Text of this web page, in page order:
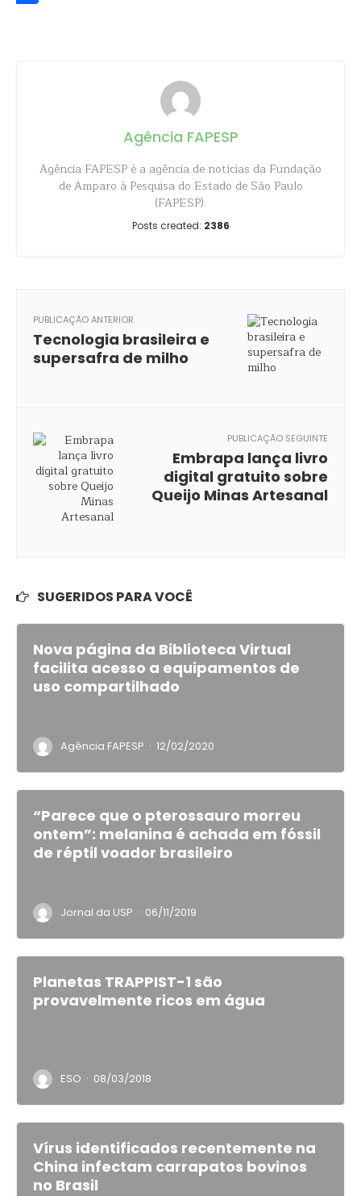
Agência FAPESP
Agência FAPESP é a agência de notícias da Fundação
de Amparo à Pesquisa do Estado de São Paulo
(FAPESP).
Posts created: 2386
PUBLICAÇÃO ANTERIOR
Tecnologia brasileira e
supersafra de milho
PUBLICAÇÃO SEGUINTE
Embrapa lança livro
digital gratuito sobre
Queijo Minas Artesanal
SUGERIDOS PARA VOCÊ
Nova página da Biblioteca Virtual
facilita acesso a equipamentos de
uso compartilhado
Agência FAPESP · 12/02/2020
“Parece que o pterossauro morreu
ontem”: melanina é achada em fóssil
de réptil voador brasileiro
Jornal da USP · 06/11/2019
Planetas TRAPPIST-1 são
provavelmente ricos em água
ESO · 08/03/2018
Vírus identificados recentemente na
China infectam carrapatos bovinos
no Brasil